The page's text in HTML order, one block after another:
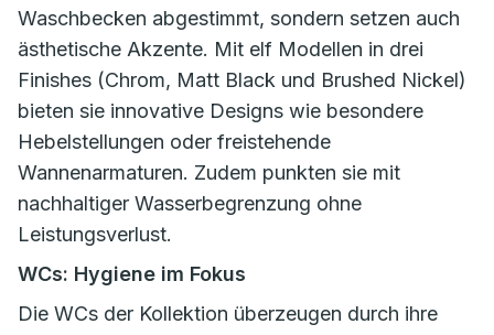
Waschbecken abgestimmt, sondern setzen auch
ästhetische Akzente. Mit elf Modellen in drei
Finishes (Chrom, Matt Black und Brushed Nickel)
bieten sie innovative Designs wie besondere
Hebelstellungen oder freistehende
Wannenarmaturen. Zudem punkten sie mit
nachhaltiger Wasserbegrenzung ohne
Leistungsverlust.
WCs: Hygiene im Fokus
Die WCs der Kollektion überzeugen durch ihre